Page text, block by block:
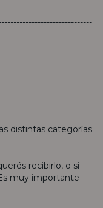
distintas categorías
recibirlo, o si
muy importante